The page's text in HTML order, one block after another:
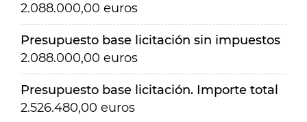
2.088.000,00 euros
Presupuesto base licitación sin impuestos
2.088.000,00 euros
Presupuesto base licitación. Importe total
2.526.480,00 euros